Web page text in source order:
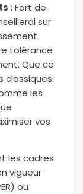
: Fort de
sur
tolérance
Que ce
classiques
les
vos
les cadres
vigueur
ou